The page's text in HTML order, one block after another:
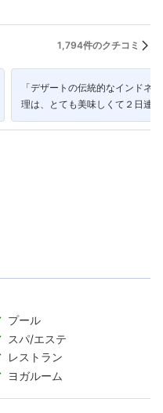
1,794件のクチコミ
「デザートの伝統的なインドネ
理は、とても美味しくて２日連
みました。」
プール
スパ/エステ
レストラン
ヨガルーム